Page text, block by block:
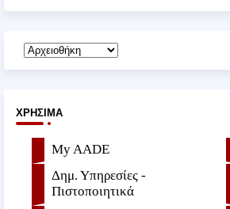
ΧΡΉΣΙΜΑ
My AADE
Δημ. Υπηρεσίες -
Πιστοποιητικά